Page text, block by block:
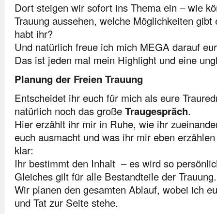
Dort steigen wir sofort ins Thema ein – wie
Trauung aussehen, welche Möglichkeiten
habt ihr?
Und natürlich freue ich mich MEGA darauf
Das ist jeden mal mein Highlight und eine
Planung der Freien Trauung
Entscheidet ihr euch für mich als eure
natürlich noch das große Traugespräch.
Hier erzählt ihr mir in Ruhe, wie ihr
euch ausmacht und was ihr mir eben
klar:
Ihr bestimmt den Inhalt – es wird so
Gleiches gilt für alle Bestandteile der Trauung.
Wir planen den gesamten Ablauf, wobei ich
und Tat zur Seite stehe.